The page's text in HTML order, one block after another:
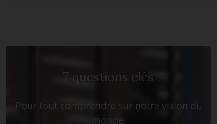
7 questions clés
Pour tout comprendre sur notre vision du
monde,